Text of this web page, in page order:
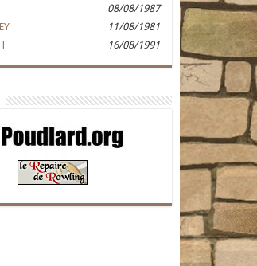
08/08/1987
11/08/1981
16/08/1991